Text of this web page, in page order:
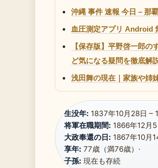
沖縄 事件 速報 今日 – 那
血圧測定アプリ Android
【保存版】平野啓一郎
ど気になる疑問を徹底解
浅田舞の現在｜家族や姉
生没年: 1837年10月28日 –
将軍在職期間: 1866年12月5
大政奉還の日: 1867年10月
享年: 77歳（満76歳）·
子孫: 現在も存続